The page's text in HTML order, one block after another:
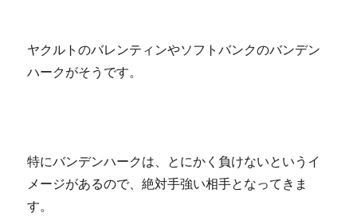
ヤクルトのバレンティンやソフトバンクのバンデン
ハークがそうです。
特にバンデンハークは、とにかく負けないというイ
メージがあるので、絶対手強い相手となってきま
す。